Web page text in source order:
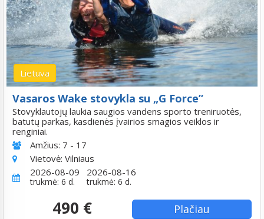
Lietuva
Vasaros Wake stovykla su „G Force”
Stovyklautojų laukia saugios vandens sporto treniruotės,
batutų parkas, kasdienės įvairios smagios veiklos ir
renginiai.
Amžius: 7 - 17
Vietovė: Vilniaus
2026-08-09
trukmė: 6 d.
2026-08-16
trukmė: 6 d.
490 € Plačiau